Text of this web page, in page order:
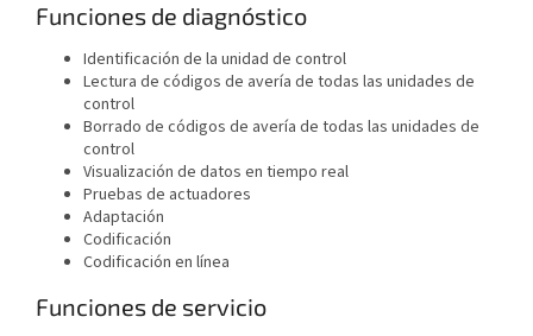
Funciones de diagnóstico
Identificación de la unidad de control
Lectura de códigos de avería de todas las unidades de
control
Borrado de códigos de avería de todas las unidades de
control
Visualización de datos en tiempo real
Pruebas de actuadores
Adaptación
Codificación
Codificación en línea
Funciones de servicio